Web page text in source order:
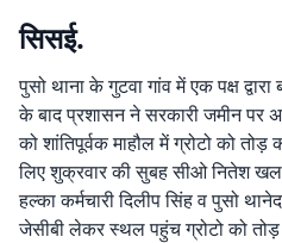
सिसई.
पुसो थाना के गुटवा गांव में एक पक्ष
के बाद प्रशासन ने सरकारी जमीन पर
को शांतिपूर्वक माहौल में ग्रोटो को
लिए शुक्रवार की सुबह सीओ नितेश
हल्का कर्मचारी दिलीप सिंह व पुसो
जेसीबी लेकर स्थल पहुंच ग्रोटो को